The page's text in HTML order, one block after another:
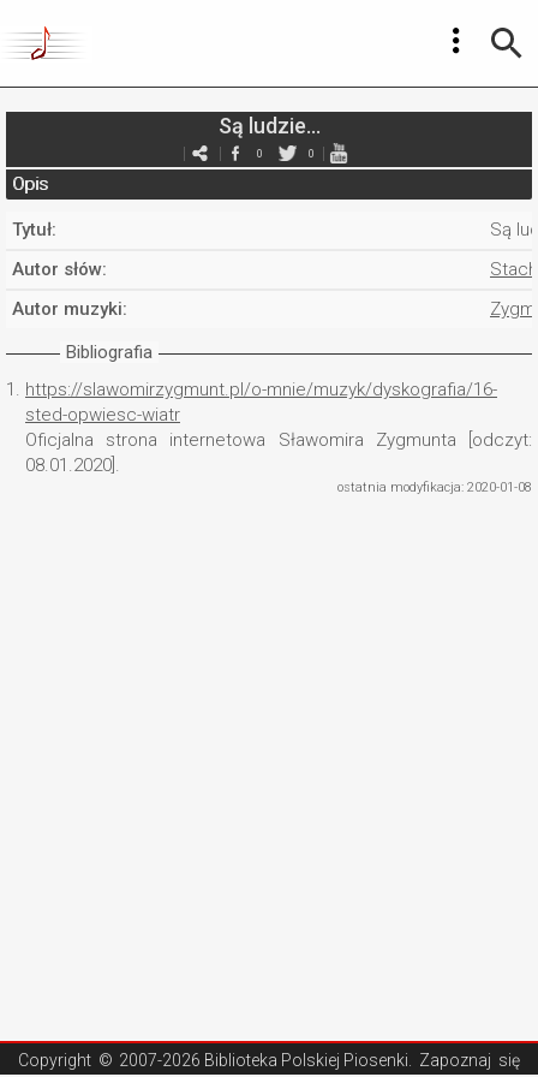
Są ludzie...
0 0
Opis
Tytuł:
Są
Autor słów:
Autor muzyki:
Bibliografia
1. https://slawomirzygmunt.pl/o-mnie/muzyk/dyskografia/16-
sted-opwiesc-wiatr
Oficjalna strona internetowa Sławomira Zygmunta [odczyt:
08.01.2020].
ostatnia modyfikacja: 2020-01-08
Copyright © 2007-2026 Biblioteka Polskiej Piosenki . Zapoznaj się